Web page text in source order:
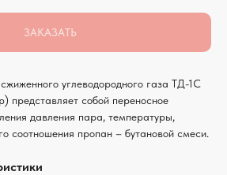
ЗАКАЗАТЬ
углеводородного газа ТД-1С
представляет собой переносное
давления пара, температуры,
соотношения пропан – бутановой смеси.